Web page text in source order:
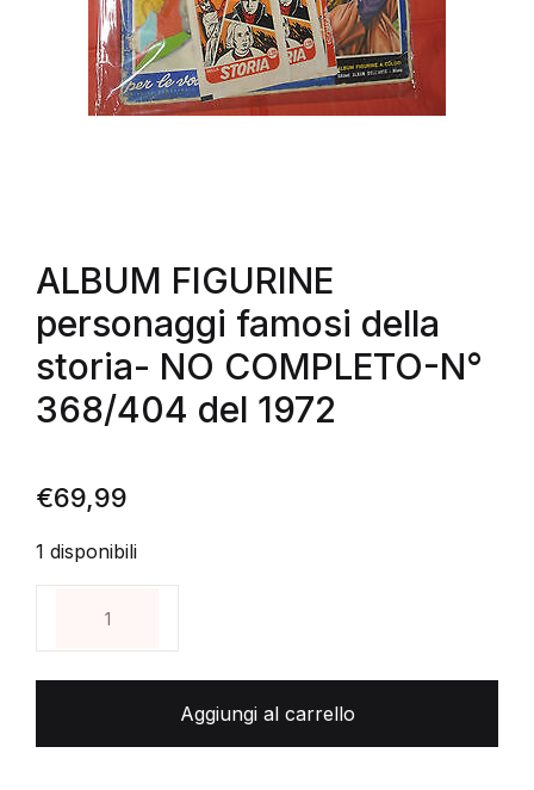
ALBUM FIGURINE
personaggi famosi della
storia- NO COMPLETO-N°
368/404 del 1972
€69,99
1 disponibili
Aggiungi al carrello